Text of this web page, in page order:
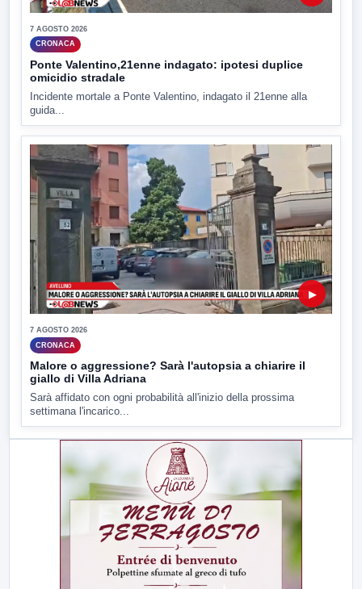
7 AGOSTO 2026
CRONACA
Ponte Valentino,21enne indagato: ipotesi duplice
omicidio stradale
Incidente mortale a Ponte Valentino, indagato il 21enne alla
guida...
▶
7 AGOSTO 2026
CRONACA
Malore o aggressione? Sarà l'autopsia a chiarire il
giallo di Villa Adriana
Sarà affidato con ogni probabilità all'inizio della prossima
settimana l'incarico...